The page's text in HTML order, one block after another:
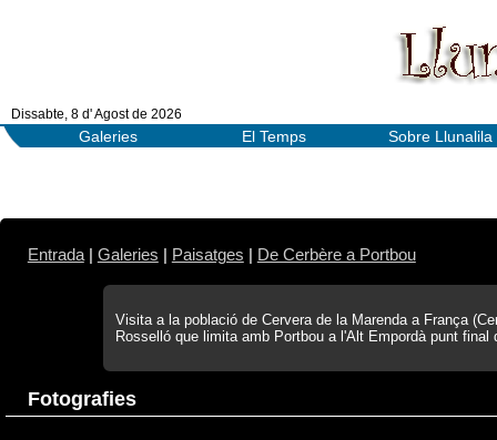
Dissabte, 8 d' Agost de 2026
Galeries El Temps Sobre Llunalila
Entrada| Galeries Paisatges De Cerbère a Portbou
Visita a la població de Cervera de la Marenda a França
Rosselló que limita amb Portbou a l'Alt Empordà punt final
Fotografies